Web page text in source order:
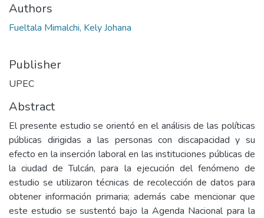
Authors
Fueltala Mimalchi, Kely Johana
Publisher
UPEC
Abstract
El presente estudio se orientó en el análisis de las políticas
públicas dirigidas a las personas con discapacidad y su
efecto en la inserción laboral en las instituciones públicas de
la ciudad de Tulcán, para la ejecución del fenómeno de
estudio se utilizaron técnicas de recolección de datos para
obtener información primaria; además cabe mencionar que
este estudio se sustentó bajo la Agenda Nacional para la